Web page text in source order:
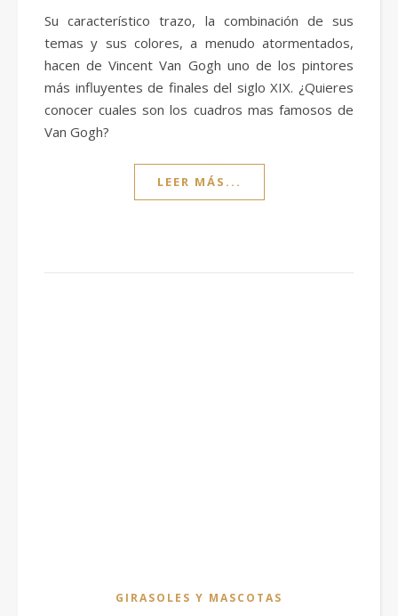
Su característico trazo, la combinación de sus
temas y sus colores, a menudo atormentados,
hacen de Vincent Van Gogh uno de los pintores
más influyentes de finales del siglo XIX. ¿Quieres
conocer cuales son los cuadros mas famosos de
Van Gogh?
LEER MÁS...
GIRASOLES Y MASCOTAS